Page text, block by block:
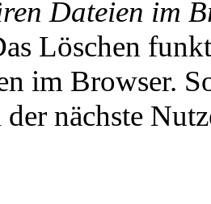
Dateien im
Löschen
im Browser.
nächste